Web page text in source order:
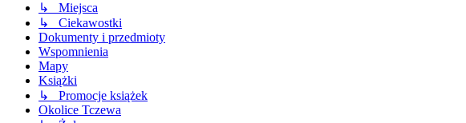
↳ Miejsca
↳ Ciekawostki
Dokumenty i przedmioty
Wspomnienia
Mapy
Książki
↳ Promocje książek
Okolice Tczewa